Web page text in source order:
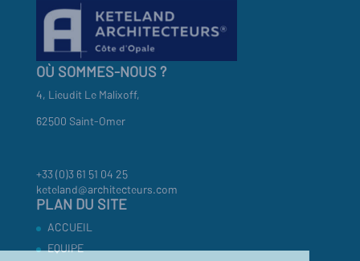
OÙ SOMMES-NOUS ?
4, Lieudit Le Malixoff,
62500 Saint-Omer
+33 (0)3 61 51 04 25
keteland@architecteurs.com
PLAN DU SITE
ACCUEIL
EQUIPE